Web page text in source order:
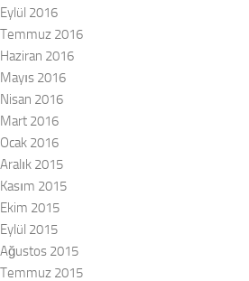
Eylül 2016
Temmuz 2016
Haziran 2016
Mayıs 2016
Nisan 2016
Mart 2016
Ocak 2016
Aralık 2015
Kasım 2015
Ekim 2015
Eylül 2015
Ağustos 2015
Temmuz 2015